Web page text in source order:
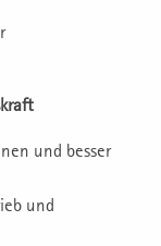
und besser
und